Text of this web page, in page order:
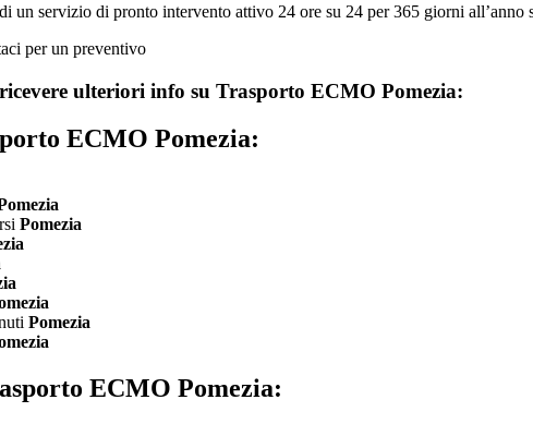
un servizio di pronto intervento attivo 24 ore su 24 per 365 giorni all’anno
ulteriori info su Trasporto ECMO Pomezia:
ECMO Pomezia:
Pomezia
Pomezia
ECMO Pomezia: